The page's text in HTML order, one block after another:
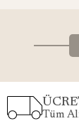
Tüm